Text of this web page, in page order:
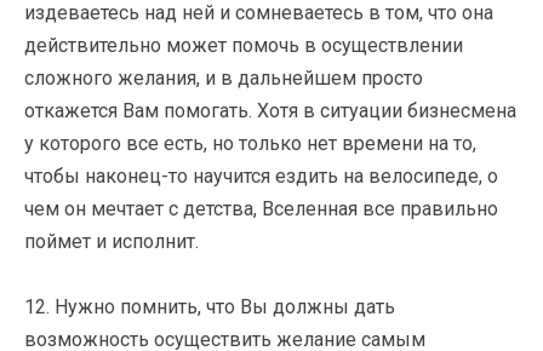
издеваетесь над ней и сомневаетесь в том, что она
действительно может помочь в осуществлении
сложного желания, и в дальнейшем просто
откажется Вам помогать. Хотя в ситуации бизнесмена
у которого все есть, но только нет времени на то,
чтобы наконец-то научится ездить на велосипеде, о
чем он мечтает с детства, Вселенная все правильно
поймет и исполнит.
12. Нужно помнить, что Вы должны дать
возможность осуществить желание самым